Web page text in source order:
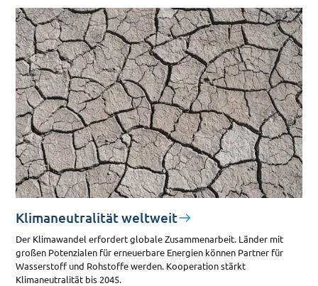
Klimaneutralität weltweit
Der Klimawandel erfordert globale Zusammenarbeit. Länder mit
großen Potenzialen für erneuerbare Energien können Partner für
Wasserstoff und Rohstoffe werden. Kooperation stärkt
Klimaneutralität bis 2045.